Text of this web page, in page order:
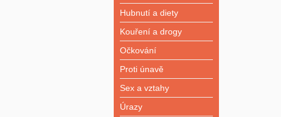
Hubnutí a diety
Kouření a drogy
Očkování
Proti únavě
Sex a vztahy
Úrazy